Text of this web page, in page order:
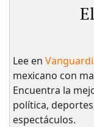
Lee en
mexicano con
Encuentra la
política,
espectáculos.